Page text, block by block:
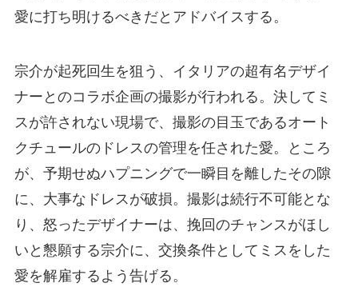
愛に打ち明けるべきだとアドバイスする。
宗介が起死回生を狙う、イタリアの超有名デザイ
ナーとのコラボ企画の撮影が行われる。決してミ
スが許されない現場で、撮影の目玉であるオート
クチュールのドレスの管理を任された愛。ところ
が、予期せぬハプニングで一瞬目を離したその隙
に、大事なドレスが破損。撮影は続行不可能とな
り、怒ったデザイナーは、挽回のチャンスがほし
いと懇願する宗介に、交換条件としてミスをした
愛を解雇するよう告げる。